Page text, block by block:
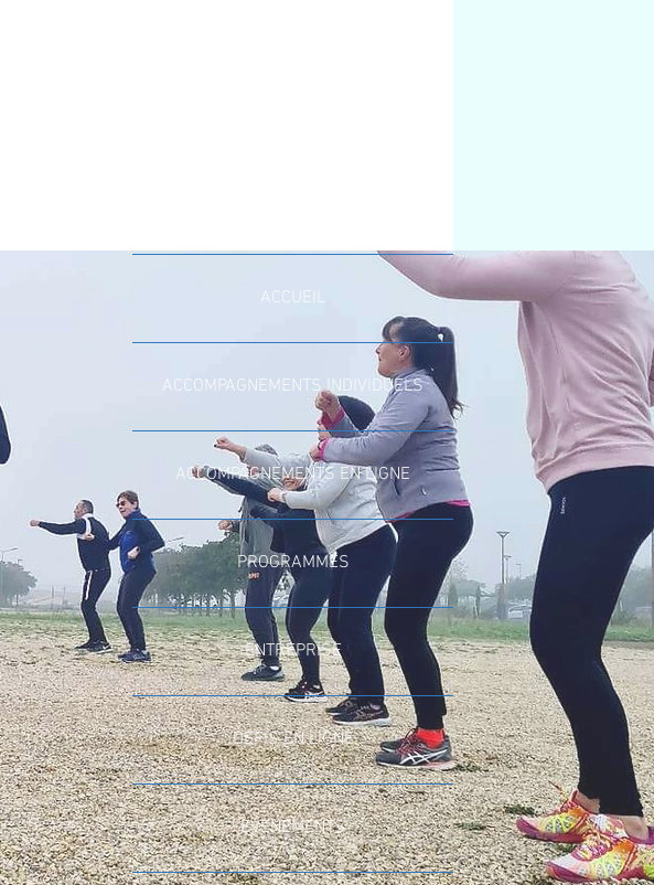
ACCUEIL
ACCOMPAGNEMENTS INDIVIDUELS
ACCOMPAGNEMENTS EN LIGNE
PROGRAMMES
ENTREPRISE
DEFIS EN LIGNE
EVENEMENTS